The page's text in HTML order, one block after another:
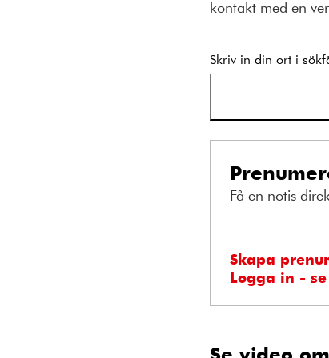
kontakt med en
Skriv in din ort i
Få en notis
Skapa
Logga in -